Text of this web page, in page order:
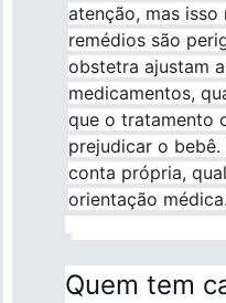
atenção, mas
remédios são
obstetra ajustam
medicamentos,
que o tratamento
prejudicar o
conta própria,
orientação médica.
Quem tem